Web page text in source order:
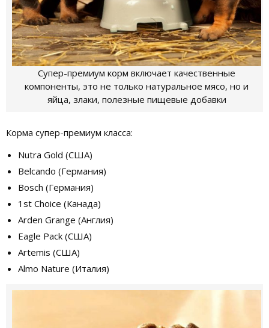
Супер-премиум корм включает качественные
компоненты, это не только натуральное мясо, но и
яйца, злаки, полезные пищевые добавки
Корма супер-премиум класса:
Nutra Gold (США)
Belcando (Германия)
Bosch (Германия)
1st Choice (Канада)
Arden Grange (Англия)
Eagle Pack (США)
Artemis (США)
Almo Nature (Италия)